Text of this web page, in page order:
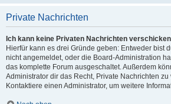
Private Nachrichten
Ich kann keine Privaten Nachrichten
Hierfür kann es drei Gründe geben: Entweder bist
nicht angemeldet, oder die Board-Administration
das komplette Forum ausgeschaltet. Außerdem
Administrator dir das Recht, Private Nachrichten
Kontaktiere einen Administrator, um weitere